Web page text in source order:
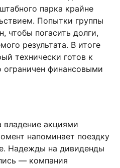
парка крайне
Попытки группы
чтобы погасить долги,
результата. В итоге
технически готов к
ограничен финансовыми
владение акциями
напоминает поездку
Надежды на дивиденды
— компания